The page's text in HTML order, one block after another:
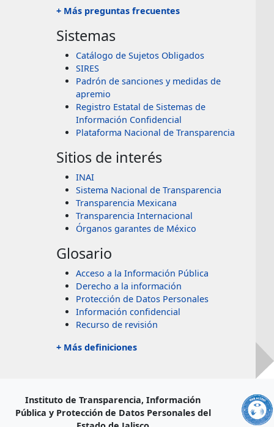
+ Más preguntas frecuentes
Sistemas
Catálogo de Sujetos Obligados
SIRES
Padrón de sanciones y medidas de
apremio
Registro Estatal de Sistemas de
Información Confidencial
Plataforma Nacional de Transparencia
Sitios de interés
INAI
Sistema Nacional de Transparencia
Transparencia Mexicana
Transparencia Internacional
Órganos garantes de México
Glosario
Acceso a la Información Pública
Derecho a la información
Protección de Datos Personales
Información confidencial
Recurso de revisión
+ Más definiciones
Instituto de Transparencia, Información
Pública y Protección de Datos Personales del